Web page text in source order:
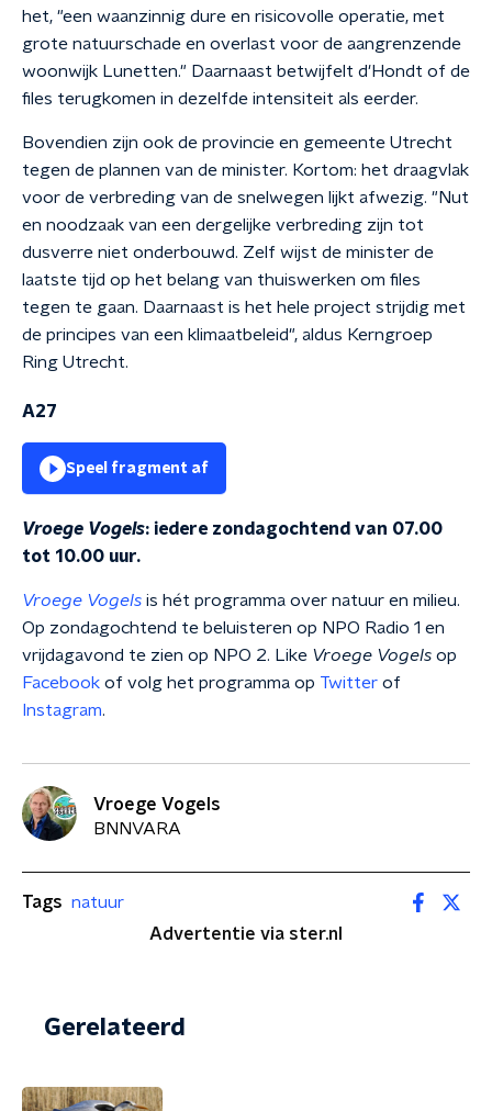
het, "een waanzinnig dure en risicovolle operatie, met
grote natuurschade en overlast voor de aangrenzende
woonwijk Lunetten." Daarnaast betwijfelt d'Hondt of de
files terugkomen in dezelfde intensiteit als eerder.
Bovendien zijn ook de provincie en gemeente Utrecht
tegen de plannen van de minister. Kortom: het draagvlak
voor de verbreding van de snelwegen lijkt afwezig. "Nut
en noodzaak van een dergelijke verbreding zijn tot
dusverre niet onderbouwd. Zelf wijst de minister de
laatste tijd op het belang van thuiswerken om files
tegen te gaan. Daarnaast is het hele project strijdig met
de principes van een klimaatbeleid", aldus Kerngroep
Ring Utrecht.
A27
Speel fragment af
Vroege Vogels: iedere zondagochtend van 07.00
tot 10.00 uur.
Vroege Vogels is hét programma over natuur en milieu.
Op zondagochtend te beluisteren op NPO Radio 1 en
vrijdagavond te zien op NPO 2. Like Vroege Vogels op
Facebook of volg het programma op Twitter of
Instagram.
Vroege Vogels
BNNVARA
Tags natuur
Advertentie via ster.nl
Gerelateerd